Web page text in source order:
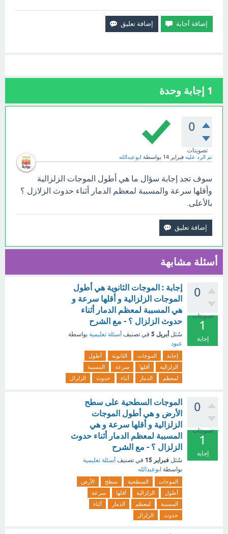
1 إجابة وحدة
0
تصويتات
تم الرد عليه فبراير 14 بواسطة ابوعبدالله
سوف تجد إجابة سؤال ما هي أطول الموجات الزلزالية
وأقلها سرعة والمسببة لمعظم الدمار أثناء حدوث الزلازل ؟
بالأعلى.
أسئلة مشابهة
0
تصويتات
1
إجابة
إجابة : الموجات الثانوية هي أطول
الموجات الزلزالية و أقلها سرعة و
هي المسببة لمعظم الدمار أثناء
حدوث الزلزال ؟ - مع الشرح
سُئل أبريل 5 في تصنيف أسئلة تعليمية بواسطة
عبود
إجابة الموجات الثانوية
أطول
الزلزالية
أقلها سرعة
المسببة
لمعظم
الدمار أثناء حدوث الزلزال
0
تصويتات
1
إجابة
الموجات السطحية على سطح
الأرض و هي أطول الموجات
الزلزالية و أقلها سرعة و هي
المسببة لمعظم الدمار أثناء حدوث
الزلزال ؟ - مع الشرح
سُئل فبراير 15 في تصنيف أسئلة تعليمية
بواسطة ابوعبدالله
الموجات السطحية سطح
الأرض
أطول
الزلزالية أقلها
سرعة
المسببة
لمعظم الدمار
أثناء
حدوث
الزلزال